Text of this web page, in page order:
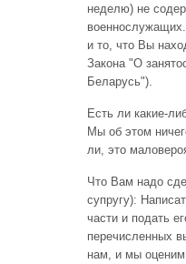
неделю) не
и то, что Вы
Закона "О
Беларусь").
Есть ли какие-
Мы об этом
ли, это
Что Вам надо
супругу):
части и подать
перечисленных
нам, и мы